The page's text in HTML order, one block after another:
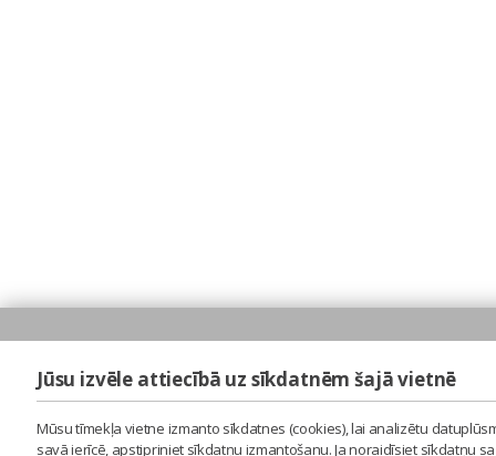
Jūsu izvēle attiecībā uz sīkdatnēm šajā vietnē
Mūsu tīmekļa vietne izmanto sīkdatnes (cookies), lai analizētu
savā ierīcē, apstipriniet sīkdatņu izmantošanu. Ja noraidīsiet sīkdatņu